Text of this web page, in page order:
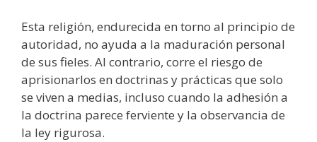
Esta religión, endurecida en torno al principio de
autoridad, no ayuda a la maduración personal
de sus fieles. Al contrario, corre el riesgo de
aprisionarlos en doctrinas y prácticas que solo
se viven a medias, incluso cuando la adhesión a
la doctrina parece ferviente y la observancia de
la ley rigurosa.